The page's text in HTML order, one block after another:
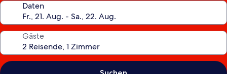
Daten
Gäste